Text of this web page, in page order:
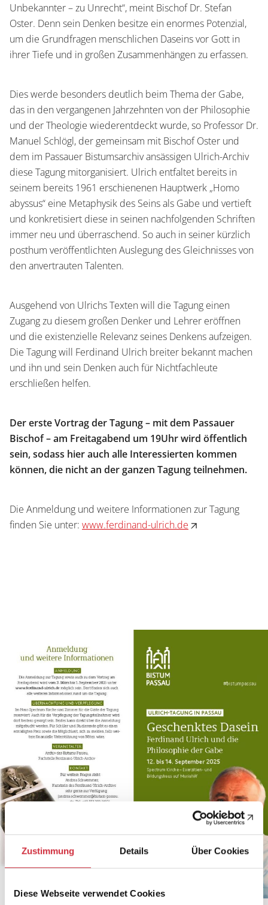
Zustimmung Details Über Cookies
Diese Webseite verwendet Cookies
Karriere
Kontakt
Unbekannter – zu Unrecht“, meint Bischof Dr. Stefan
Oster. Denn sein Denken besitze ein enormes Potenzial,
um die Grundfragen menschlichen Daseins vor Gott in
ihrer Tiefe und in großen Zusammenhängen zu erfassen.
Dies werde besonders deutlich beim Thema der Gabe,
das in den vergangenen Jahrzehnten von der Philosophie
und der Theologie wiederentdeckt wurde, so Professor Dr.
Manuel Schlögl, der gemeinsam mit Bischof Oster und
dem im Passauer Bistumsarchiv ansässigen Ulrich-Archiv
diese Tagung mitorganisiert. Ulrich entfaltet bereits in
seinem bereits 1961 erschienenen Hauptwerk „Homo
abyssus“ eine Metaphysik des Seins als Gabe und vertieft
und konkretisiert diese in seinen nachfolgenden Schriften
immer neu und überraschend. So auch in seiner kürzlich
posthum veröffentlichten Auslegung des Gleichnisses von
den anvertrauten Talenten.
Ausgehend von Ulrichs Texten will die Tagung einen
Zugang zu diesem großen Denker und Lehrer eröffnen
und die existenzielle Relevanz seines Denkens aufzeigen.
Die Tagung will Ferdinand Ulrich breiter bekannt machen
und ihn und sein Denken auch für Nichtfachleute
erschließen helfen.
Der erste Vortrag der Tagung – mit dem Passauer
Bischof – am Freitagabend um 19Uhr wird öffentlich
sein, sodass hier auch alle Interessierten kommen
können, die nicht an der ganzen Tagung teilnehmen.
Die Anmeldung und weitere Informationen zur Tagung
finden Sie unter: www.ferdinand-ulrich.de